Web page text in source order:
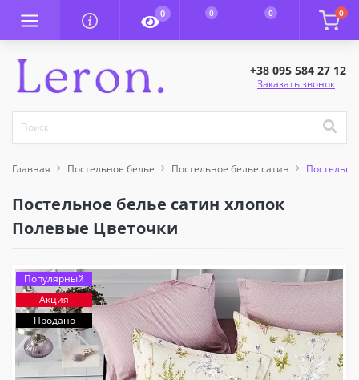
0 0 0 0
+38 095 584 27 12
Заказать звонок
Главная Постельное белье Постельное белье сатин
Постельное белье сатин хлопок
Полевые Цветочки
Популярный
Акция
Продано